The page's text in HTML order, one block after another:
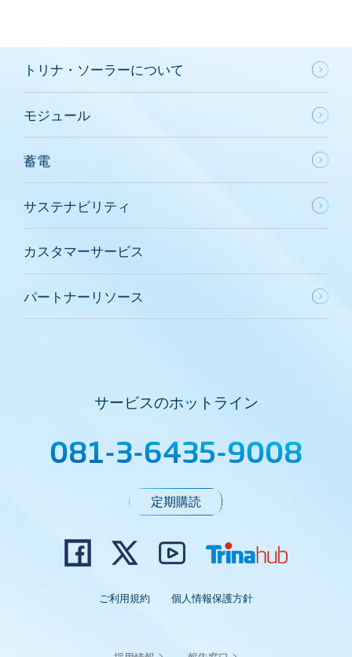
トリナ・ソーラーについて
モジュール
蓄電
サステナビリティ
カスタマーサービス
パートナーリソース
サービスのホットライン
081-3-6435-9008
定期購読
ご利用規約 個人情報保護方針